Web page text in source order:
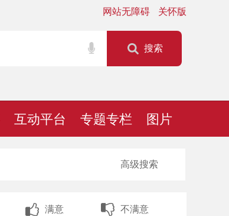
网站无障碍 关怀版
搜索
互动平台 专题专栏 图片
高级搜索
满意 不满意